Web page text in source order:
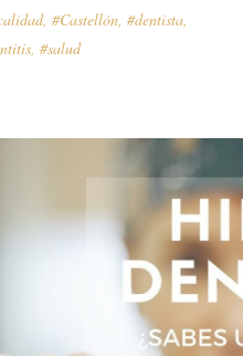
, #Castellón, #dentista,
, #salud